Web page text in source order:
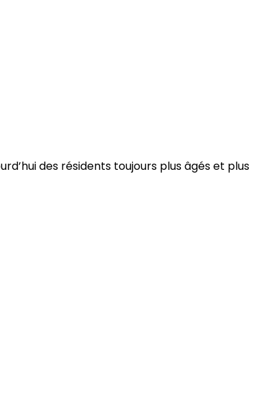
des résidents toujours plus âgés et plus